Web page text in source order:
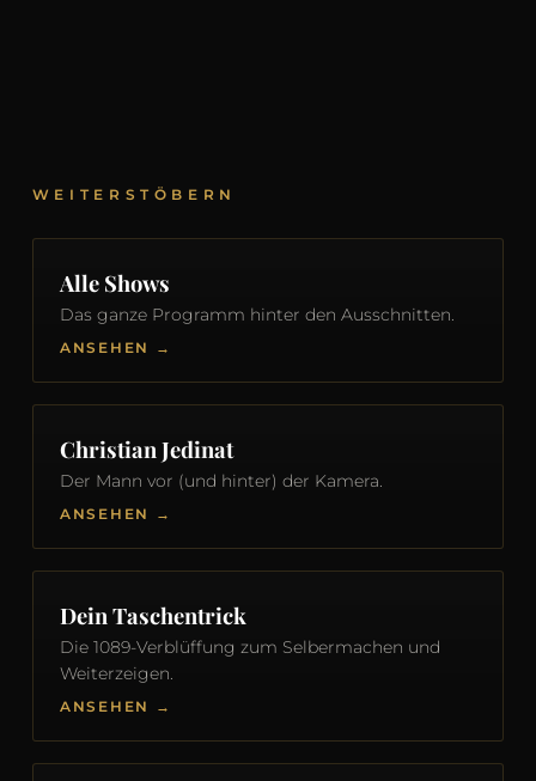
WEITERSTÖBERN
Alle Shows
Das ganze Programm hinter den Ausschnitten.
ANSEHEN →
Christian Jedinat
Der Mann vor (und hinter) der Kamera.
ANSEHEN →
Dein Taschentrick
Die 1089-Verblüffung zum Selbermachen und
Weiterzeigen.
ANSEHEN →